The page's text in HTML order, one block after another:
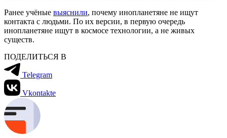
Ранее учёные выяснили, почему инопланетяне не ищут
контакта с людьми. По их версии, в первую очередь
инопланетяне ищут в космосе технологии, а не живых
существ.
ПОДЕЛИТЬСЯ В
Telegram
Vkontakte